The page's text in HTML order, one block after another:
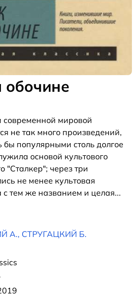
обочине
современной мировой
не так много произведений,
бы популярными столь долгое
основой культового
"Сталкер"; через три
не менее культовая
тем же названием и целая...
А., СТРУГАЦКИЙ Б.